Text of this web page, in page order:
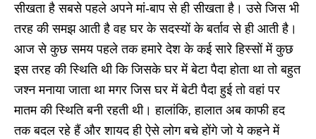
सीखता है सबसे पहले अपने मां-बाप से ही सीखता है। उसे जिस भी
तरह की समझ आती है वह घर के सदस्यों के बर्ताव से ही आती है।
आज से कुछ समय पहले तक हमारे देश के कई सारे हिस्सों में कुछ
इस तरह की स्थिति थी कि जिसके घर में बेटा पैदा होता था तो बहुत
जश्न मनाया जाता था मगर जिस घर में बेटी पैदा हुई तो वहां पर
मातम की स्थिति बनी रहती थी। हालांकि, हालात अब काफी हद
तक बदल रहे हैं और शायद ही ऐसे लोग बचे होंगे जो ये कहने में